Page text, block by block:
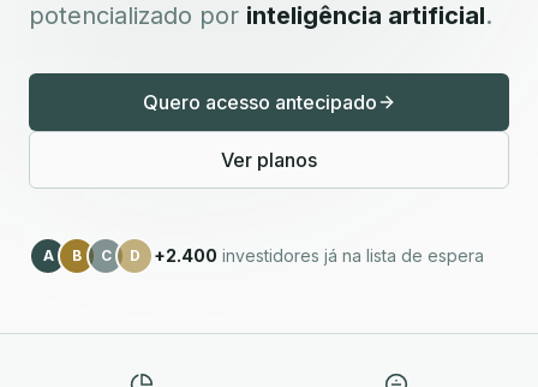
potencializado por inteligência artificial.
Quero acesso antecipado
Ver planos
A B C D +2.400 investidores já na lista de espera